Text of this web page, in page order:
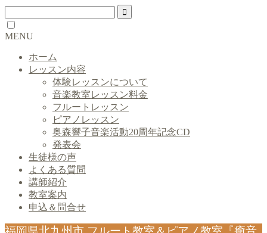
MENU
ホーム
レッスン内容
体験レッスンについて
音楽教室レッスン料金
フルートレッスン
ピアノレッスン
奥森響子音楽活動20周年記念CD
発表会
生徒様の声
よくある質問
講師紹介
教室案内
申込＆問合せ